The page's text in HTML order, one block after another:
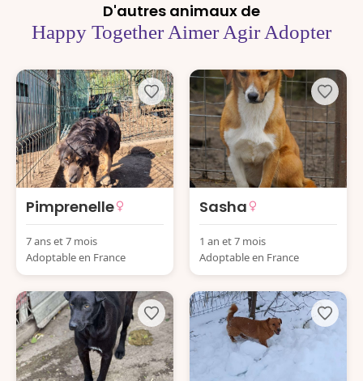
D'autres animaux de
Happy Together Aimer Agir Adopter
Pimprenelle
7 ans et 7 mois
Adoptable en France
Sasha
1 an et 7 mois
Adoptable en France